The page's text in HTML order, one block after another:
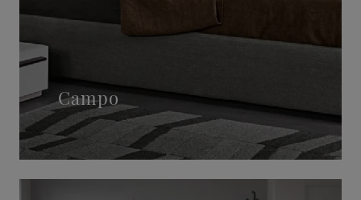
Campo